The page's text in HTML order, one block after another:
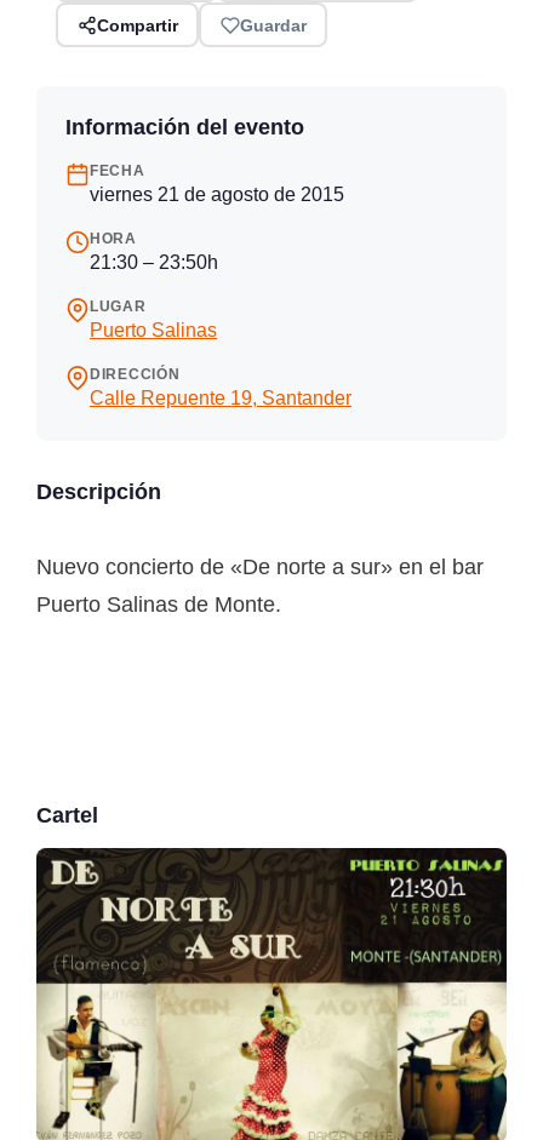
Compartir Guardar
Información del evento
FECHA
viernes 21 de agosto de 2015
HORA
21:30 – 23:50h
LUGAR
Puerto Salinas
DIRECCIÓN
Calle Repuente 19, Santander
Descripción
Nuevo concierto de «De norte a sur» en el bar
Puerto Salinas de Monte.
Cartel